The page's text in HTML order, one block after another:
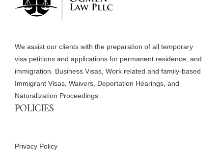
We assist our clients with the preparation of all temporary
visa petitions and applications for permanent residence, and
immigration. Business Visas, Work related and family-based
Immigrant Visas, Waivers, Deportation Hearings, and
Naturalization Proceedings.
POLICIES
Privacy Policy